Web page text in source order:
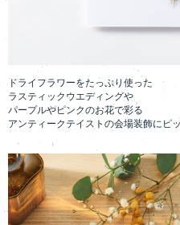
ドライフラワーをたっぷり使った
ラスティックウエディングや
パープルやピンクのお花で彩る
アンティークテイストの会場装飾にピ